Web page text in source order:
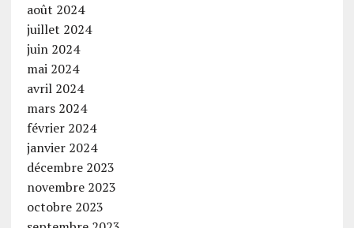
août 2024
juillet 2024
juin 2024
mai 2024
avril 2024
mars 2024
février 2024
janvier 2024
décembre 2023
novembre 2023
octobre 2023